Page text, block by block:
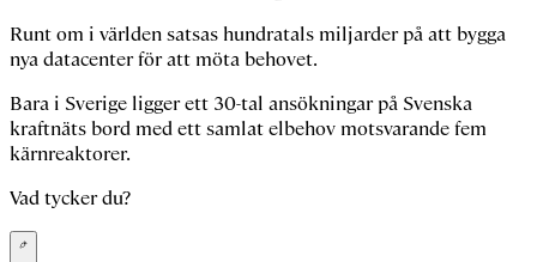
Runt om i världen satsas hundratals miljarder på att bygga
nya datacenter för att möta behovet.
Bara i Sverige ligger ett 30-tal ansökningar på Svenska
kraftnäts bord med ett samlat elbehov motsvarande fem
kärnreaktorer.
Vad tycker du?